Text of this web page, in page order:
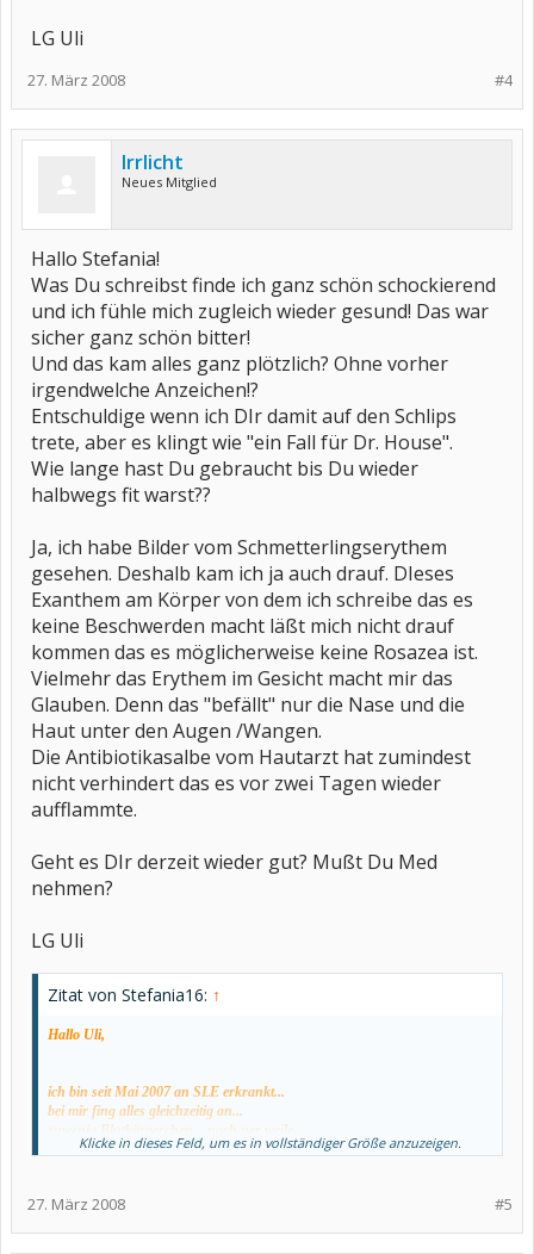
LG Uli
#4
27. März 2008
Irrlicht
Neues Mitglied
Hallo Stefania!
Was Du schreibst finde ich ganz schön schockierend
und ich fühle mich zugleich wieder gesund! Das war
sicher ganz schön bitter!
Und das kam alles ganz plötzlich? Ohne vorher
irgendwelche Anzeichen!?
Entschuldige wenn ich DIr damit auf den Schlips
trete, aber es klingt wie "ein Fall für Dr. House".
Wie lange hast Du gebraucht bis Du wieder
halbwegs fit warst??
Ja, ich habe Bilder vom Schmetterlingserythem
gesehen. Deshalb kam ich ja auch drauf. DIeses
Exanthem am Körper von dem ich schreibe das es
keine Beschwerden macht läßt mich nicht drauf
kommen das es möglicherweise keine Rosazea ist.
Vielmehr das Erythem im Gesicht macht mir das
Glauben. Denn das "befällt" nur die Nase und die
Haut unter den Augen /Wangen.
Die Antibiotikasalbe vom Hautarzt hat zumindest
nicht verhindert das es vor zwei Tagen wieder
aufflammte.
Geht es DIr derzeit wieder gut? Mußt Du Med
nehmen?
LG Uli
Zitat von Stefania16: ↑
Hallo Uli,
ich bin seit Mai 2007 an SLE erkrankt...
bei mir fing alles gleichzeitig an...
zuwenig Blutkörperchen... nach ner weile...
kammen dan noch einErythem im Gesicht
(konnte mich kaum bewegen...war im rolli)
Klicke in dieses Feld, um es in vollständiger Größe anzuzeigen.
#5
27. März 2008